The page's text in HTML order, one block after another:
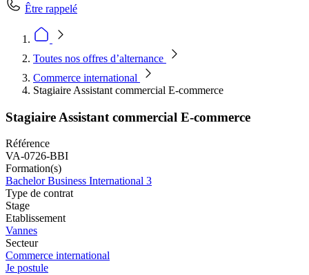
Être rappelé
Toutes nos offres d’alternance
Commerce international
Stagiaire Assistant commercial E-commerce
Stagiaire Assistant commercial E-commerce
Référence
VA-0726-BBI
Formation(s)
Bachelor Business International 3
Type de contrat
Stage
Etablissement
Vannes
Secteur
Commerce international
Je postule